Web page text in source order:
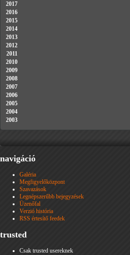
2017
2016
2015
2014
2013
2012
2011
2010
2009
2008
2007
2006
2005
2004
2003
navigáció
Galéria
Megfigyelőközpont
Szavazások
Legnépszerűbb bejegyzések
Üzenőfal
Verzió história
RSS értesítő feedek
trusted
Csak trusted usereknek